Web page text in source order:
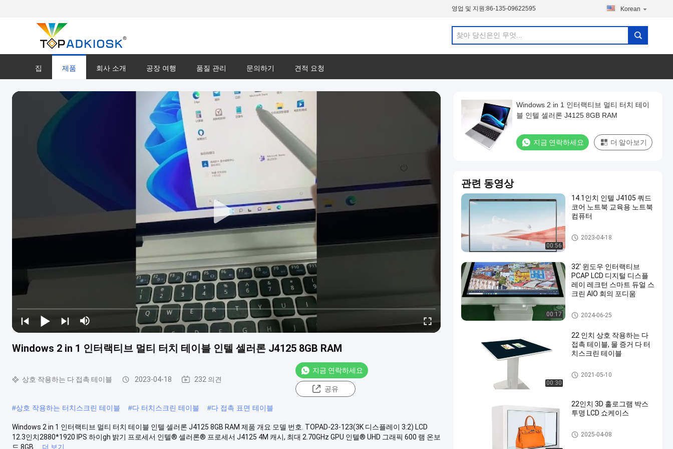
영업 및 지원:86-135-09622595 Korean
집 제품 회사 소개 공장 여행 품질 관리 문의하기 견적 요청
Windows 2 in 1 인터랙티브 멀티 터치 테이블 인텔 셀러론 J4125 8GB RAM
상호 작용하는 다 접촉 테이블 2023-04-18 232 의견
지금 연락하세요
공유
#상호 작용하는 터치스크린 테이블 #다 터치스크린 테이블 #다 접촉 표면 테이블
Windows 2 in 1 인터랙티브 멀티 터치 테이블 인텔 셀러론 J4125 8GB RAM 제품 개요 모델 번호. TOPAD-23-123(3K 디스플레이 3:2) LCD
12.3인치2880*1920 IPS 하이gh 밝기 프로세서 인텔® 셀러론® 프로세서 J4125 4M 캐시, 최대 2.70GHz GPU 인텔® UHD 그래픽 600 램 온보
드 8GB ...
더 보기
Windows 2 in 1 인터랙티브 멀티 터치 테이
블 인텔 셀러론 J4125 8GB RAM
지금 연락하세요 더 알아보기
관련 동영상
00:56
14.1인치 인텔 J4105 쿼드
코어 노트북 교육용 노트북
컴퓨터
상호 작용하는 다 접촉 테이블
2023-04-18
00:17
32' 윈도우 인터랙티브
PCAP LCD 디지털 디스플
레이 레크턴 스마트 듀얼 스
크린 AIO 회의 포디움
상호 작용하는 다 접촉 테이블
2024-06-25
00:30
22 인치 상호 작용하는 다
접촉 테이블, 물 증거 다 터
치스크린 테이블
상호 작용하는 다 접촉 테이블
2021-05-10
22인치 3D 홀로그램 박스
투명 LCD 쇼케이스
투명한 lcd 진열장
2025-04-08